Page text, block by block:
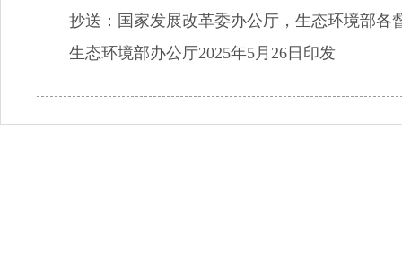
抄送：国家发展改革委办公厅，生态环境部各
生态环境部办公厅2025年5月26日印发